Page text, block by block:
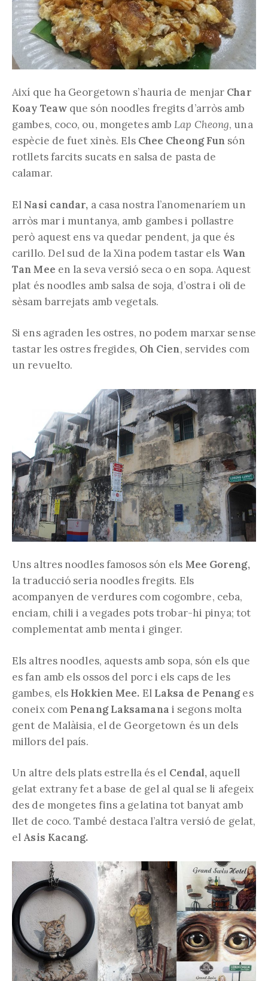
Així que ha Georgetown s’hauria de menjar Char
Koay Teawque són noodles fregits d’arròs amb
gambes, coco, ou, mongetes ambLap Cheong, una
espècie de fuet xinès. Els Chee Cheong Fun són
rotllets farcits sucats en salsa de pasta de
calamar.
ElNasi candar, a casa nostra l’anomenaríem un
arròs mar i muntanya, amb gambes i pollastre
però aquest ens va quedar pendent, ja que és
carillo. Del sud de la Xina podem tastar els Wan
Tan Mee en la seva versió seca o en sopa. Aquest
plat és noodles amb salsa de soja, d’ostra i oli de
sèsam barrejats amb vegetals.
Si ens agraden les ostres, no podem marxar sense
tastar les ostres fregides, Oh Cien, servides com
un revuelto.
Uns altres noodles famosos són els Mee Goreng,
la traducció seria noodles fregits. Els
acompanyen de verdures com cogombre, ceba,
enciam, chili i a vegades pots trobar-hi pinya; tot
complementat amb menta i ginger.
Els altres noodles, aquests amb sopa, són els que
es fan amb els ossos del porc i els caps de les
gambes, els Hokkien Mee. El Laksa de Penanges
coneix com Penang Laksamana i segons molta
gent de Malàisia, el de Georgetown és un dels
millors del país.
Un altre dels plats estrella és el Cendal, aquell
gelat extrany fet a base de gel al qual se li afegeix
des de mongetes fins a gelatina tot banyat amb
llet de coco. També destaca l’altra versió de gelat,
el Asis Kacang.